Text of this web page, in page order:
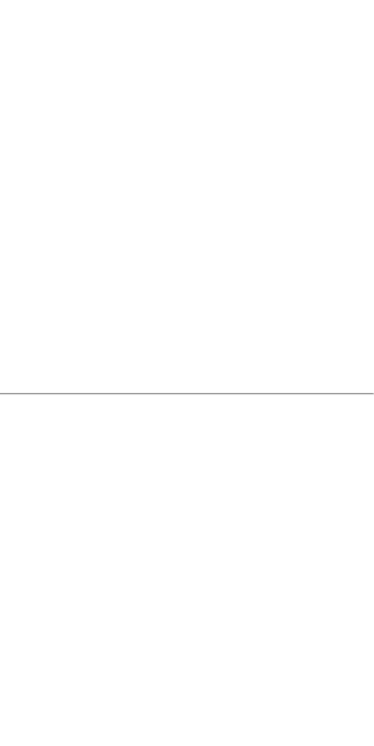
สต์ได้จริง ที่เดียวในไทย